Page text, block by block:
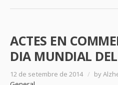
ACTES EN
DIA MUNDIAL
12 de setembre de 2014 / by